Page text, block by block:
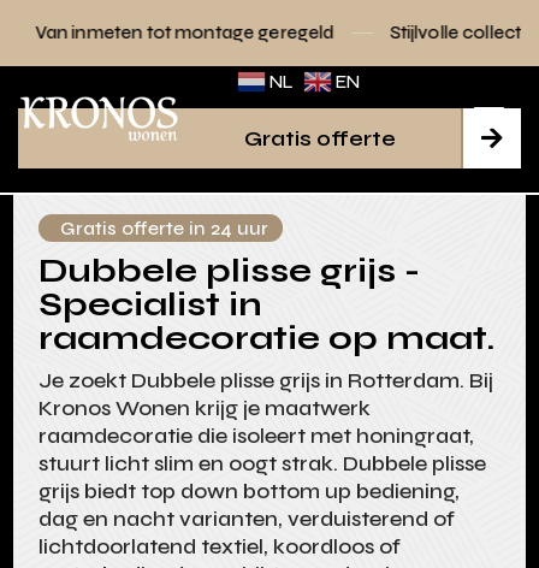
tot montage geregeld Stijlvolle collecties voor elk
NL EN

Gratis offerte
Gratis offerte in 24 uur
Dubbele plisse grijs -
Specialist in
raamdecoratie op maat.
Je zoekt Dubbele plisse grijs in Rotterdam. Bij
Kronos Wonen krijg je maatwerk
raamdecoratie die isoleert met honingraat,
stuurt licht slim en oogt strak. Dubbele plisse
grijs biedt top down bottom up bediening,
dag en nacht varianten, verduisterend of
lichtdoorlatend textiel, koordloos of